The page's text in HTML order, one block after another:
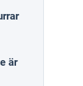
är